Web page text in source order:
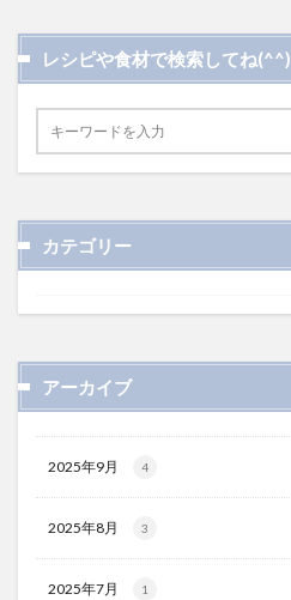
レシピや食材で検索してね(^^)
カテゴリー
アーカイブ
2025年9月 4
2025年8月 3
2025年7月 1